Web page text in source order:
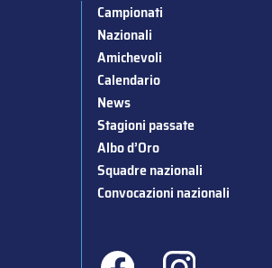
Campionati
Nazionali
Amichevoli
Calendario
News
Stagioni passate
Albo d’Oro
Squadre nazionali
Convocazioni nazionali